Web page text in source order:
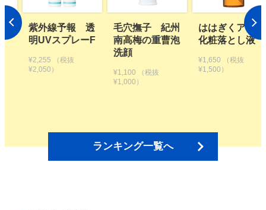
F
毛穴撫子 紀州
南高梅の重曹泡
¥1,100 （税抜
ははぎくアロマ
化粧落とし液
¥1,650
¥1,500）
植物生まれのオ
レンジ地肌シャ
え用【2個セッ
ランキング一覧へ